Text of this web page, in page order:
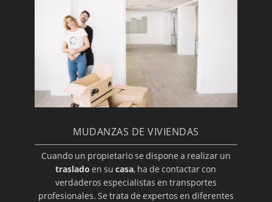
MUDANZAS DE VIVIENDAS
Cuando un propietario se dispone a realizar un
traslado en sucasa, ha de contactar con
verdaderos especialistas en transportes
profesionales. Se trata de expertos en diferentes